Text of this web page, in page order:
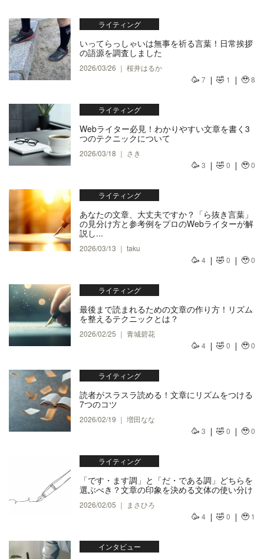
ライティング
いってらっしゃいは無事を祈る言葉！日常挨拶
の語源を調査しました
2026/03/26 ｜ 桜井はるか
🥳 7 🤣 1 🥹8
ライティング
Webライター必見！わかりやすい文章を書く3
つのテクニックについて
2026/03/18 ｜ さき
🥳 3 🤣0 🥹0
ライティング
あなたの文章、大丈夫ですか？「ら抜き言葉」
の見分け方と参考例をプロのWebライターが解
説し...
2026/03/13 ｜ taku
🥳 4 🤣0 🥹0
ライティング
最後まで読まれるための文章の作り方！リズム
を整えるテクニックとは？
2026/02/25 ｜ 青城碧花
🥳 4 🤣0 🥹0
ライティング
読者がスラスラ読める！文章にリズムをつける
7つのコツ
2026/02/19 ｜ 増田なな
🥳 3 🤣0 🥹0
ライティング
「です・ます調」と「だ・である調」どちらを
選ぶべき？文章の印象を決める文体の使い分け
2026/02/05 ｜ まさひろ
🥳 4 🤣0 🥹 1
インタビュー